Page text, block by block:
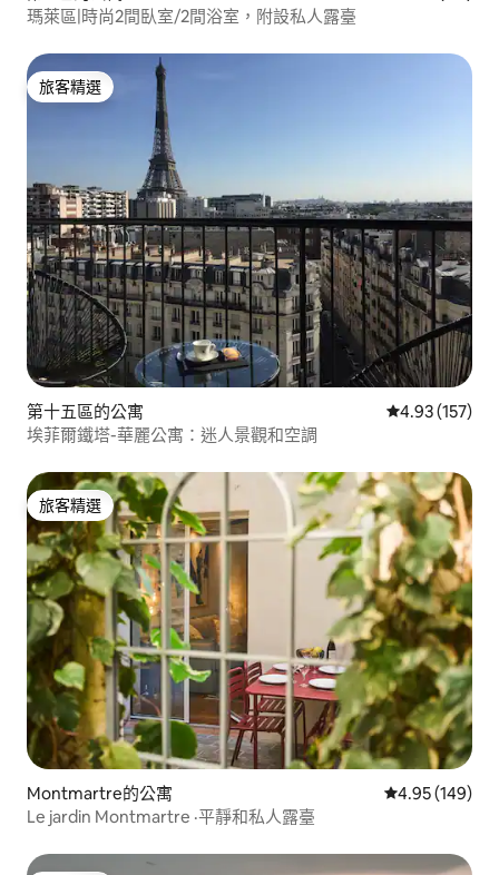
瑪萊區|時尚2間臥室/2間浴室，附設私人露臺
旅客精選
旅客精選
第十五區的公寓 從 157 則評價
4.93 (157)
埃菲爾鐵塔-華麗公寓：迷人景觀和空調
旅客精選
旅客精選
Montmartre的公寓 從 149 則評價
4.95 (149)
Le jardin Montmartre ·平靜和私人露臺